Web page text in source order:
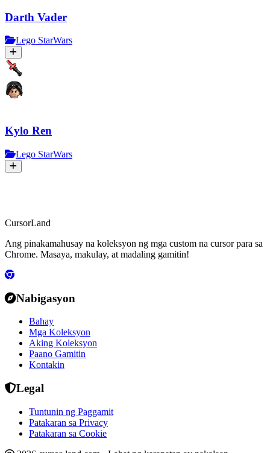
Darth Vader
Lego StarWars
Kylo Ren
Lego StarWars
CursorLand
Ang pinakamahusay na koleksyon ng mga custom na cursor para sa
Chrome. Masaya, makulay, at madaling gamitin!
Nabigasyon
Bahay
Mga Koleksyon
Aking Koleksyon
Paano Gamitin
Kontakin
Legal
Tuntunin ng Paggamit
Patakaran sa Privacy
Patakaran sa Cookie